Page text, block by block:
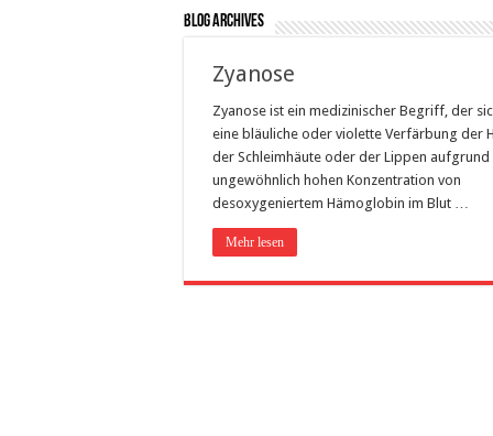
Blog Archives
Zyanose
Zyanose ist ein medizinischer Begriff, der
eine bläuliche oder violette Verfärbung der
der Schleimhäute oder der Lippen aufgrund
ungewöhnlich hohen Konzentration von
desoxygeniertem Hämoglobin im Blut …
Mehr lesen